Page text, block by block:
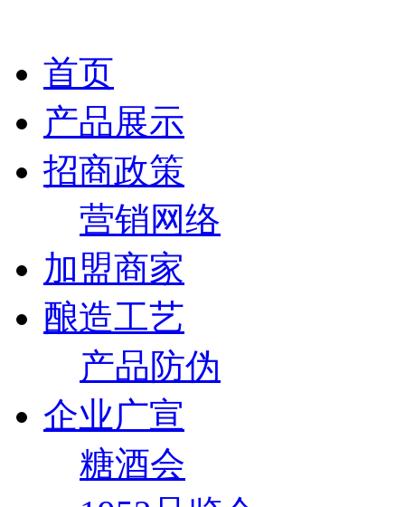
首页
产品展示
招商政策
营销网络
加盟商家
酿造工艺
产品防伪
企业广宣
糖酒会